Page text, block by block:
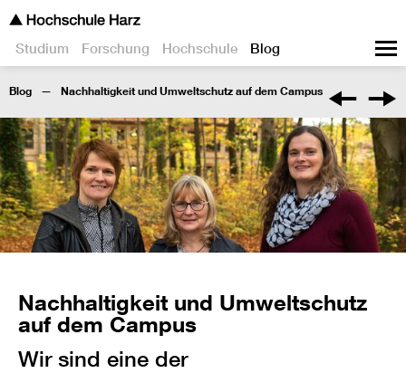
Studium Forschung Hochschule Blog
Blog Nachhaltigkeit und Umweltschutz auf dem Campus
Nachhaltigkeit und Umweltschutz
auf dem Campus
Wir sind eine der